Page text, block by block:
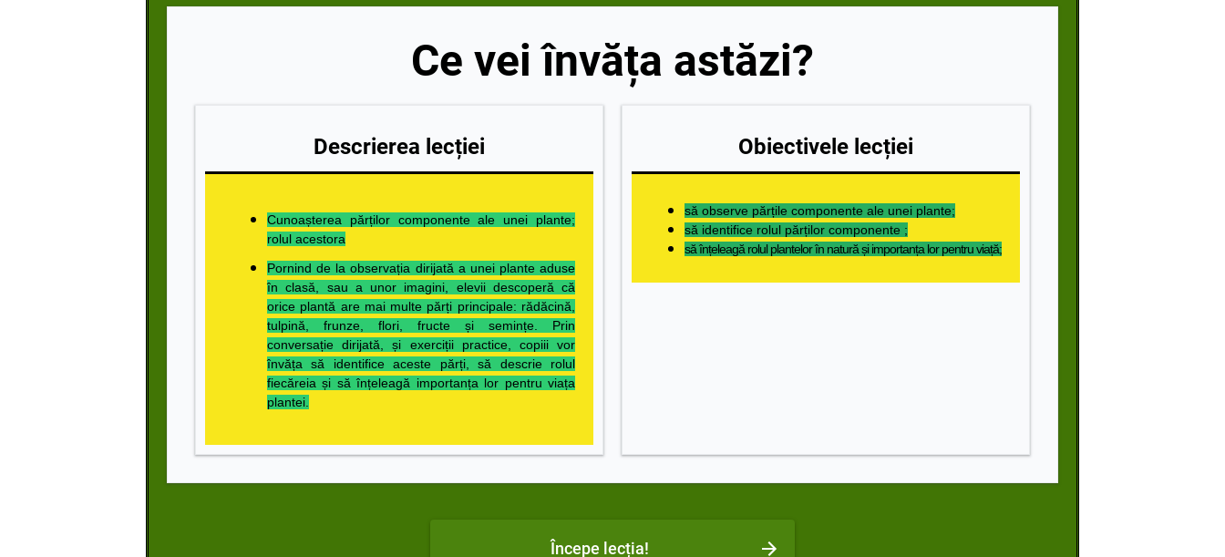
Ce vei învăța astăzi?
Descrierea lecției
Cunoașterea părților componente ale unei plante;
rolul acestora
Pornind de la observația dirijată a unei plante aduse
în clasă, sau a unor imagini, elevii descoperă că
orice plantă are mai multe părți principale: rădăcină,
tulpină, frunze, flori, fructe și semințe. Prin
conversație dirijată, și exerciții practice, copiii vor
învăța să identifice aceste părți, să descrie rolul
fiecăreia și să înțeleagă importanța lor pentru viața
plantei.
Obiectivele lecției
să observe părțile componente ale unei plante;
să identifice rolul părților componente ;
să înțeleagă rolul plantelor în natură și importanța lor pentru viață;
Începe lecția!